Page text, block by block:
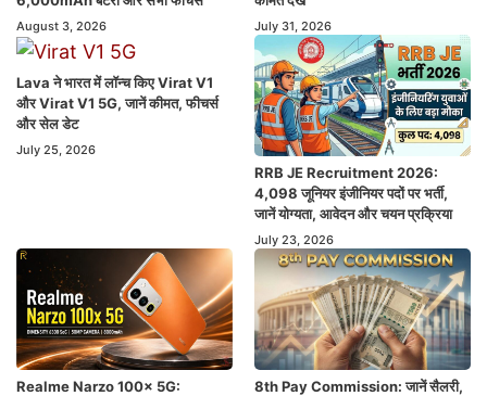
August 3, 2026 July 31, 2026
Lava ने भारत में लॉन्च किए Virat V1
और Virat V1 5G, जानें कीमत, फीचर्स
और सेल डेट
July 25, 2026
RRB JE Recruitment 2026:
4,098 जूनियर इंजीनियर पदों पर भर्ती,
जानें योग्यता, आवेदन और चयन प्रक्रिया
July 23, 2026
Realme Narzo 100x 5G:
8th Pay Commission: जानें सैलरी,